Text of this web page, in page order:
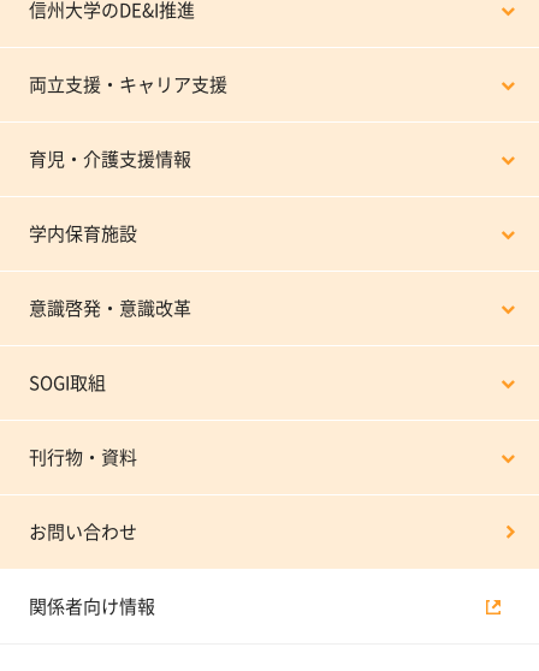
信州大学のDE&I推進
両立支援・キャリア支援
育児・介護支援情報
学内保育施設
意識啓発・意識改革
SOGI取組
刊行物・資料
お問い合わせ
関係者向け情報